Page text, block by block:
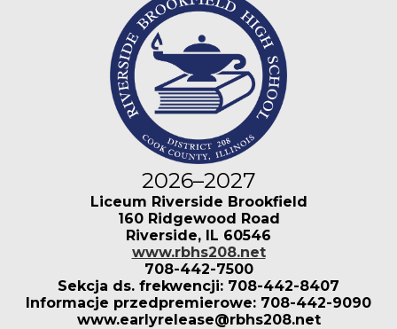
2026–2027
Liceum Riverside Brookfield
160 Ridgewood Road
Riverside, IL 60546
www.rbhs208.net
708-442-7500
Sekcja ds. frekwencji: 708-442-8407
Informacje przedpremierowe: 708-442-9090
www.earlyrelease@rbhs208.net